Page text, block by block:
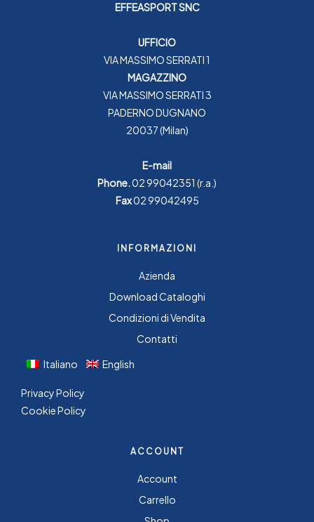
EFFEASPORT SNC
UFFICIO
VIA MASSIMO SERRATI 1
MAGAZZINO
VIA MASSIMO SERRATI 3
PADERNO DUGNANO
20037 (Milan)
E-mail
Phone.02 99042351 (r.a.)
Fax02 99042495
INFORMAZIONI
Azienda
Download Cataloghi
Condizioni di Vendita
Contatti
Italiano
English
Privacy Policy
Cookie Policy
ACCOUNT
Account
Carrello